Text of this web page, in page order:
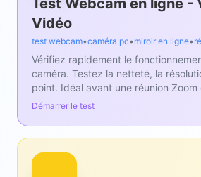
Test Webcam en ligne -
Vidéo
test webcam•caméra pc•miroir en ligne•
Vérifiez rapidement le
caméra. Testez la netteté, la
point. Idéal avant une réunion Zoom
Démarrer le test